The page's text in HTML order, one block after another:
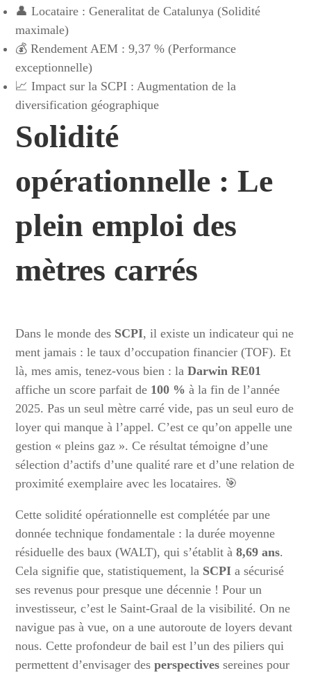
👤 Locataire : Generalitat de Catalunya (Solidité
maximale)
💰 Rendement AEM : 9,37 % (Performance
exceptionnelle)
📈 Impact sur la SCPI : Augmentation de la
diversification géographique
Solidité
opérationnelle : Le
plein emploi des
mètres carrés
Dans le monde des SCPI, il existe un indicateur qui ne
ment jamais : le taux d’occupation financier (TOF). Et
là, mes amis, tenez-vous bien : laDarwin RE01
affiche un score parfait de 100 % à la fin de l’année
2025. Pas un seul mètre carré vide, pas un seul euro de
loyer qui manque à l’appel. C’est ce qu’on appelle une
gestion « pleins gaz ». Ce résultat témoigne d’une
sélection d’actifs d’une qualité rare et d’une relation de
proximité exemplaire avec les locataires. 🎯
Cette solidité opérationnelle est complétée par une
donnée technique fondamentale : la durée moyenne
résiduelle des baux (WALT), qui s’établit à8,69 ans.
Cela signifie que, statistiquement, la SCPI a sécurisé
ses revenus pour presque une décennie ! Pour un
investisseur, c’est le Saint-Graal de la visibilité. On ne
navigue pas à vue, on a une autoroute de loyers devant
nous. Cette profondeur de bail est l’un des piliers qui
permettent d’envisager desperspectives sereines pour